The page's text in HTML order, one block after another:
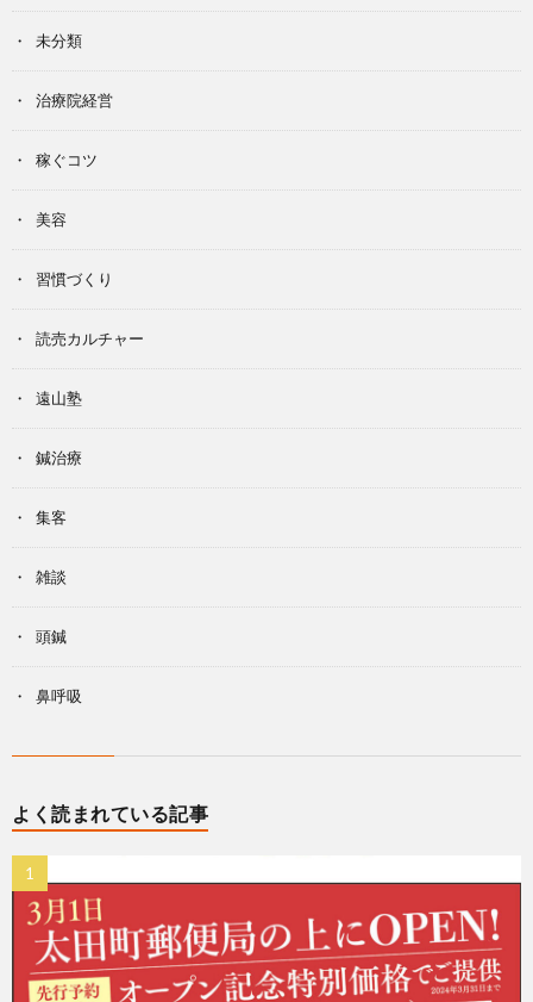
未分類
治療院経営
稼ぐコツ
美容
習慣づくり
読売カルチャー
遠山塾
鍼治療
集客
雑談
頭鍼
鼻呼吸
よく読まれている記事